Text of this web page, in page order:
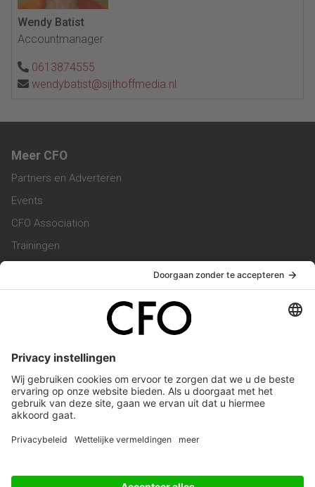
Wendy Batist
Accountmanager
0613874555
wendybatist@sijthoffmedia.nl
Meer CFO
Partners en Adverteren
Events
CFO Association
Trainingen
Vacatures
Service & Contact
Werken bij ons
Privacy Statement
Algemene Voorwaarden